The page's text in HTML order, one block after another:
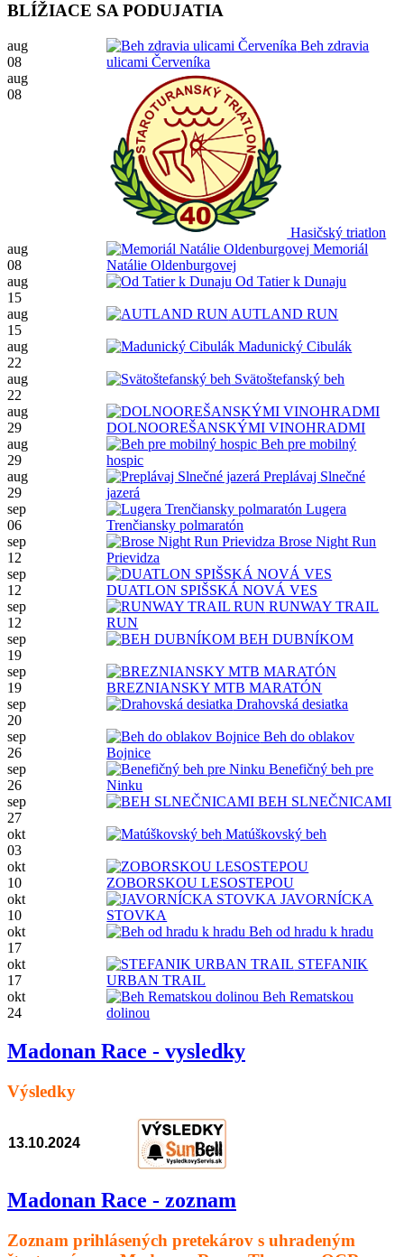
BLÍŽIACE SA PODUJATIA
aug
08
Beh zdravia
ulicami Červeníka
aug
08
Hasičský triatlon
aug
08
Memoriál
Natálie Oldenburgovej
aug
15
Od Tatier k Dunaju
aug
15
AUTLAND RUN
aug
22
Madunický Cibulák
aug
22
Svätoštefanský beh
aug
29
DOLNOOREŠANSKÝMI VINOHRADMI
aug
29
Beh pre mobilný
hospic
aug
29
Preplávaj Slnečné
jazerá
sep
06
Lugera
Trenčiansky polmaratón
sep
12
Brose Night Run
Prievidza
sep
12
DUATLON SPIŠSKÁ NOVÁ VES
sep
12
RUNWAY TRAIL
RUN
sep
19
BEH DUBNÍKOM
sep
19
BREZNIANSKY MTB MARATÓN
sep
20
Drahovská desiatka
sep
26
Beh do oblakov
Bojnice
sep
26
Benefičný beh pre
Ninku
sep
27
BEH SLNEČNICAMI
okt
03
Matúškovský beh
okt
10
ZOBORSKOU LESOSTEPOU
okt
10
JAVORNÍCKA
STOVKA
okt
17
Beh od hradu k hradu
okt
17
STEFANIK
URBAN TRAIL
okt
24
Beh Rematskou
dolinou
Madonan Race - vysledky
Výsledky
13.10.2024
Madonan Race - zoznam
Zoznam prihlásených pretekárov s uhradeným